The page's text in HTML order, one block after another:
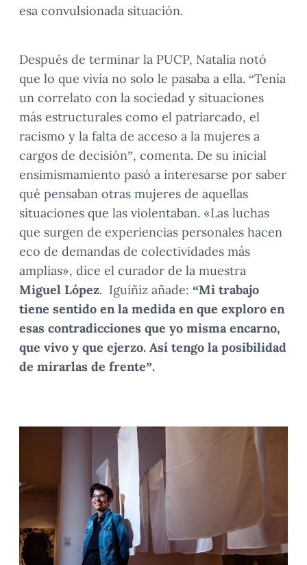
esa convulsionada situación.
Después de terminar la PUCP, Natalia notó
que lo que vivía no solo le pasaba a ella. “Tenía
un correlato con la sociedad y situaciones
más estructurales como el patriarcado, el
racismo y la falta de acceso a la mujeres a
cargos de decisión”, comenta. De su inicial
ensimismamiento pasó a interesarse por saber
qué pensaban otras mujeres de aquellas
situaciones que las violentaban. «Las luchas
que surgen de experiencias personales hacen
eco de demandas de colectividades más
amplias», dice el curador de la muestra
Miguel López. Iguiñiz añade: “Mi trabajo
tiene sentido en la medida en que exploro en
esas contradicciones que yo misma encarno,
que vivo y que ejerzo. Así tengo la posibilidad
de mirarlas de frente”.